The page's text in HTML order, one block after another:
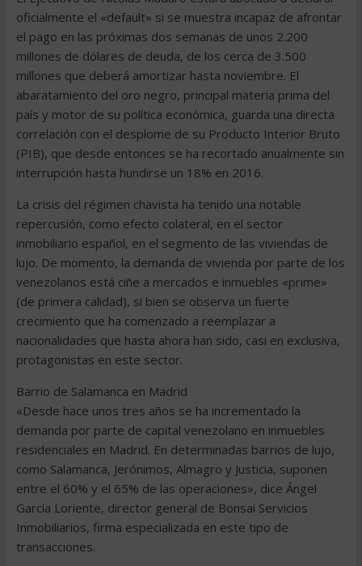
oficialmente el «default» si se muestra incapaz de afrontar
el pago en las próximas dos semanas de unos 2.200
millones de dólares de deuda, de los cerca de 3.500
millones que deberá amortizar hasta noviembre. El
abaratamiento del oro negro, principal materia prima del
país y motor de su política económica, guarda una directa
correlación con el desplome de su Producto Interior Bruto
(PIB), que desde entonces se ha recortado anualmente sin
interrupción hasta hundirse un 18% en 2016.
La crisis del régimen chavista ha tenido una notable
repercusión, como efecto colateral, en el sector
inmobiliario español, en el segmento de las viviendas de
lujo. De momento, la demanda de vivienda por parte de los
venezolanos está ciñe a mercados e inmuebles «prime»
(de primera calidad), si bien se observa un fuerte
crecimiento que ha comenzado a reemplazar a
nacionalidades que hasta ahora han sido, casi en exclusiva,
protagonistas en este sector.
Barrio de Salamanca en Madrid
«Desde hace unos tres años se ha incrementado la
demanda por parte de capital venezolano en inmuebles
residenciales en Madrid. En determinadas barrios de lujo,
como Salamanca, Jerónimos, Almagro y Justicia, suponen
entre el 60% y el 65% de las operaciones», dice Ángel
García Loriente, director general de Bonsai Servicios
Inmobiliarios, firma especializada en este tipo de
transacciones.